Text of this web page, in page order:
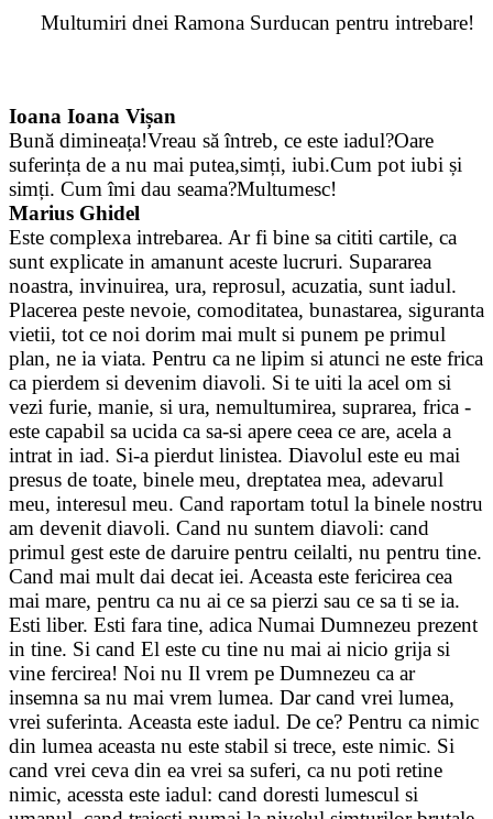
Multumiri dnei Ramona Surducan pentru intrebare!
Ioana Ioana Vișan
Bună dimineața!Vreau să întreb, ce este iadul?Oare
suferința de a nu mai putea,simți, iubi.Cum pot iubi și
simți. Cum îmi dau seama?Multumesc!
Marius Ghidel
Este complexa intrebarea. Ar fi bine sa cititi cartile, ca
sunt explicate in amanunt aceste lucruri. Supararea
noastra, invinuirea, ura, reprosul, acuzatia, sunt iadul.
Placerea peste nevoie, comoditatea, bunastarea, siguranta
vietii, tot ce noi dorim mai mult si punem pe primul
plan, ne ia viata. Pentru ca ne lipim si atunci ne este frica
ca pierdem si devenim diavoli. Si te uiti la acel om si
vezi furie, manie, si ura, nemultumirea, suprarea, frica -
este capabil sa ucida ca sa-si apere ceea ce are, acela a
intrat in iad. Si-a pierdut linistea. Diavolul este eu mai
presus de toate, binele meu, dreptatea mea, adevarul
meu, interesul meu. Cand raportam totul la binele nostru
am devenit diavoli. Cand nu suntem diavoli: cand
primul gest este de daruire pentru ceilalti, nu pentru tine.
Cand mai mult dai decat iei. Aceasta este fericirea cea
mai mare, pentru ca nu ai ce sa pierzi sau ce sa ti se ia.
Esti liber. Esti fara tine, adica Numai Dumnezeu prezent
in tine. Si cand El este cu tine nu mai ai nicio grija si
vine fercirea! Noi nu Il vrem pe Dumnezeu ca ar
insemna sa nu mai vrem lumea. Dar cand vrei lumea,
vrei suferinta. Aceasta este iadul. De ce? Pentru ca nimic
din lumea aceasta nu este stabil si trece, este nimic. Si
cand vrei ceva din ea vrei sa suferi, ca nu poti retine
nimic, acessta este iadul: cand doresti lumescul si